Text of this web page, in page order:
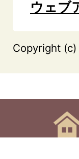
ウェブ
Copyright